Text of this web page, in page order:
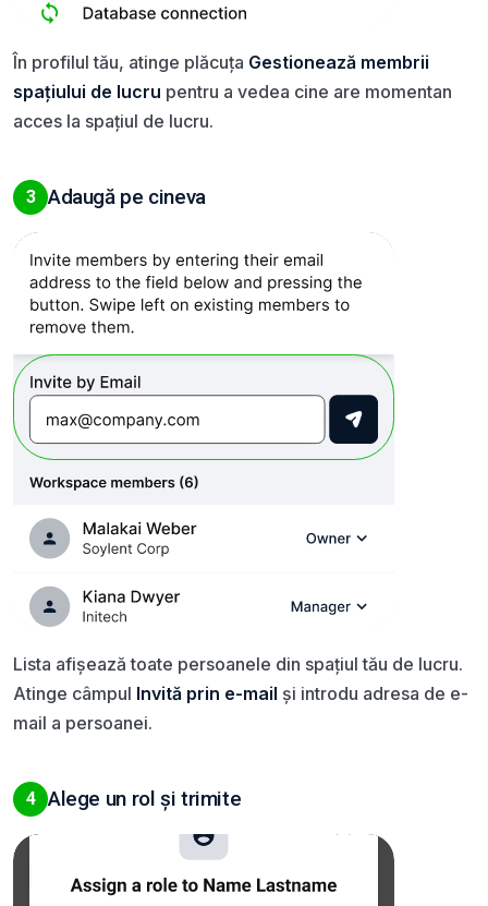
În profilul tău, atinge plăcuța Gestionează membrii
spațiului de lucru pentru a vedea cine are momentan
acces la spațiul de lucru.
3 Adaugă pe cineva
Lista afișează toate persoanele din spațiul tău de lucru.
Atinge câmpul Invită prin e-mail și introdu adresa de e-
mail a persoanei.
4 Alege un rol și trimite